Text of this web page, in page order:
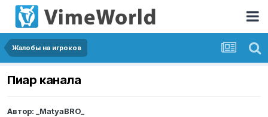
Жалобы на игроков
Пиар канала
Автор: _MatyaBRO_